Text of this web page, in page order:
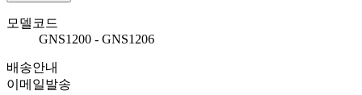
모델코드
GNS1200 - GNS1206
배송안내
이메일발송